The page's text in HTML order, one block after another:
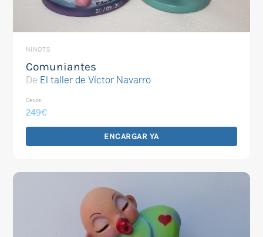
NINOTS
Comuniantes
De El taller de Víctor Navarro
Desde:
249€
ENCARGAR YA